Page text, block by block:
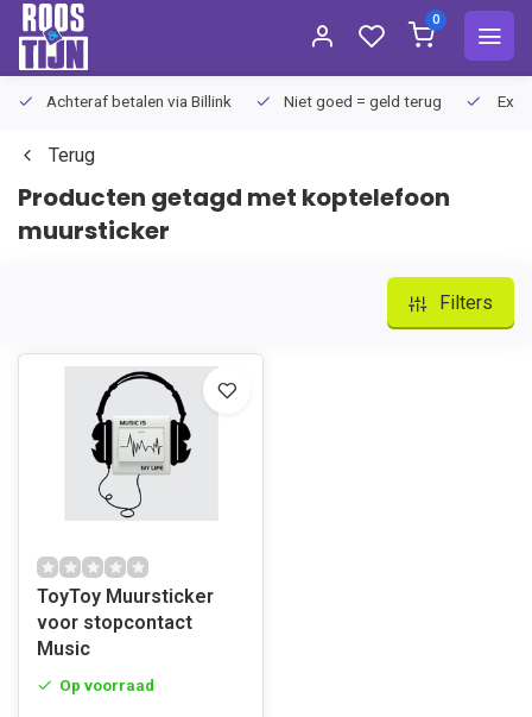
0
Achteraf betalen via Billink Niet goed = geld terug
Terug
Producten getagd met koptelefoon
muursticker
Filters
ToyToy Muursticker
voor stopcontact
Music
Op voorraad